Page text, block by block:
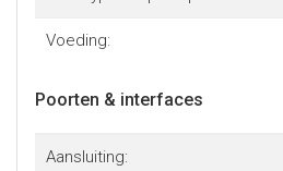
Voeding:
Poorten & interfaces
Aansluiting: